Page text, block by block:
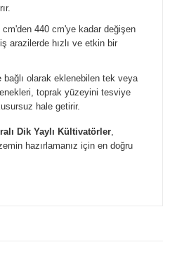
cm'den 440 cm'ye kadar değişen
arazilerde hızlı ve etkin bir
bağlı olarak eklenebilen tek veya
toprak yüzeyini tesviye
hale getirir.
Dik Yaylı Kültivatörler,
hazırlamanız için en doğru